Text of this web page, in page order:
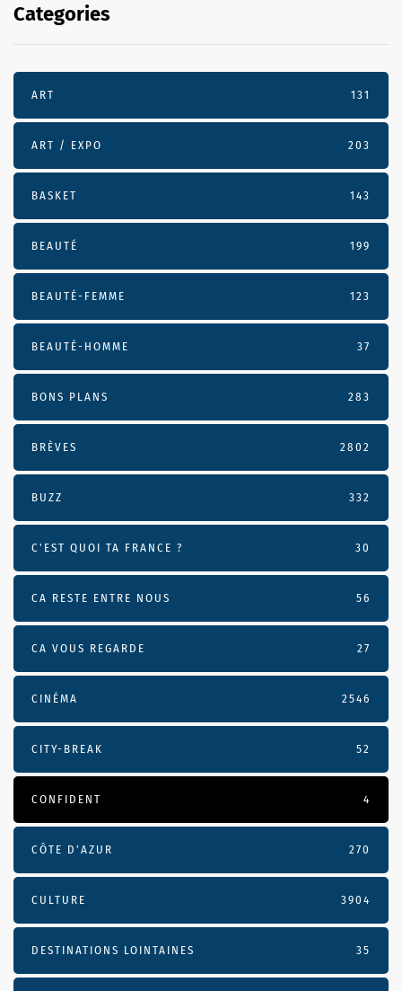
Categories
ART 131
ART / EXPO 203
BASKET 143
BEAUTÉ 199
BEAUTÉ-FEMME 123
BEAUTÉ-HOMME 37
BONS PLANS 283
BRÈVES 2802
BUZZ 332
C'EST QUOI TA FRANCE ? 30
CA RESTE ENTRE NOUS 56
CA VOUS REGARDE 27
CINÉMA 2546
CITY-BREAK 52
CONFIDENT 4
CÔTE D’AZUR 270
CULTURE 3904
DESTINATIONS LOINTAINES 35